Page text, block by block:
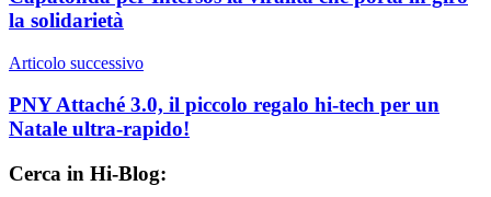
la solidarietà
Articolo successivo
PNY Attaché 3.0, il piccolo regalo hi-tech per un
Natale ultra-rapido!
Cerca in Hi-Blog: